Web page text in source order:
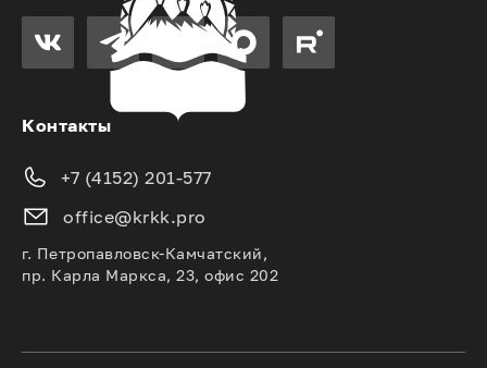
Контакты
+7 (4152) 201-577
office@krkk.pro
г. Петропавловск-Камчатский,
пр. Карла Маркса, 23, офис 202